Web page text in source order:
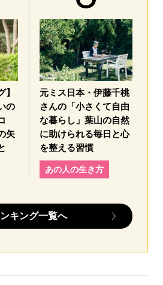
】
の
矢
元ミス日本・伊藤千桃
さんの「小さくて自由
な暮らし」葉山の自然
に助けられる毎日と心
を整える習慣
あの人の生き方
キング一覧へ